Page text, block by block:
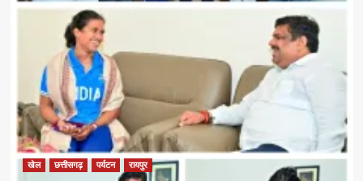
एवं
संस्कृति
मंत्री
श्री
राजेश
अग्रवाल
की
पहल
से
सरगुजा
संभाग
खेल छत्तीसगढ़ पर्यटन रायपुर